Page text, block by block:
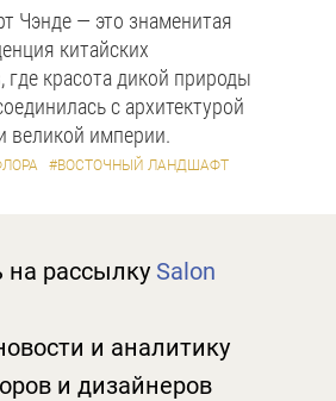
Чэнде — это знаменитая
китайских
где красота дикой природы
с архитектурой
великой империи.
#ВОСТОЧНЫЙ ЛАНДШАФТ
рассылку Salon
и аналитику
и дизайнеров